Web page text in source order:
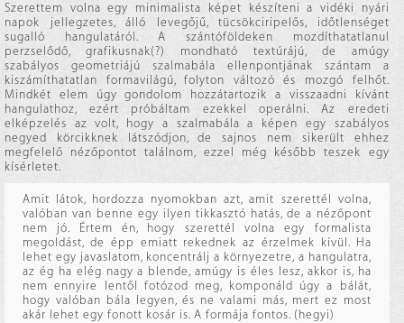
Szerettem volna egy minimalista képet készíteni a vidéki nyári
napok jellegzetes, álló levegőjű, tücsökciripelős, időtlenséget
sugalló hangulatáról. A szántóföldeken mozdíthatatlanul
perzselődő, grafikusnak(?) mondható textúrájú, de amúgy
szabályos geometriájú szalmabála ellenpontjának szántam a
kiszámíthatatlan formavilágú, folyton változó és mozgó felhőt.
Mindkét elem úgy gondolom hozzátartozik a visszaadni kívánt
hangulathoz, ezért próbáltam ezekkel operálni. Az eredeti
elképzelés az volt, hogy a szalmabála a képen egy szabályos
negyed körcikknek látszódjon, de sajnos nem sikerült ehhez
megfelelő nézőpontot találnom, ezzel még később teszek egy
kísérletet.
Amit látok, hordozza nyomokban azt, amit szerettél volna,
valóban van benne egy ilyen tikkasztó hatás, de a nézőpont
nem jó. Értem én, hogy szerettél volna egy formalista
megoldást, de épp emiatt rekednek az érzelmek kívül. Ha
lehet egy javaslatom, koncentrálj a környezetre, a hangulatra,
az ég ha elég nagy a blende, amúgy is éles lesz, akkor is, ha
nem ennyire lentől fotózod meg, komponáld úgy a bálát,
hogy valóban bála legyen, és ne valami más, mert ez most
akár lehet egy fonott kosár is. A formája fontos. (hegyi)